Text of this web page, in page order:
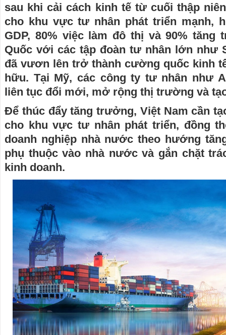
sau khi cải cách kinh tế từ cuối thập
cho khu vực tư nhân phát triển mạnh,
GDP, 80% việc làm đô thị và 90% tăng
Quốc với các tập đoàn tư nhân lớn như
đã vươn lên trở thành cường quốc kinh
hữu. Tại Mỹ, các công ty tư nhân như
liên tục đổi mới, mở rộng thị trường và
Để thúc đẩy tăng trưởng, Việt Nam cần
cho khu vực tư nhân phát triển, đồng
doanh nghiệp nhà nước theo hướng
phụ thuộc vào nhà nước và gắn chặt
kinh doanh.